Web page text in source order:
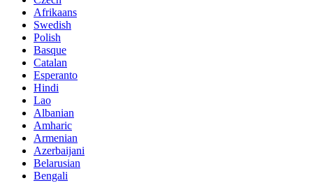
Afrikaans
Swedish
Polish
Basque
Catalan
Esperanto
Hindi
Lao
Albanian
Amharic
Armenian
Azerbaijani
Belarusian
Bengali